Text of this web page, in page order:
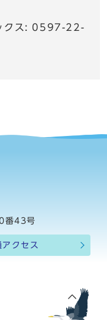
クス: 0597-22-
番43号
アクセス